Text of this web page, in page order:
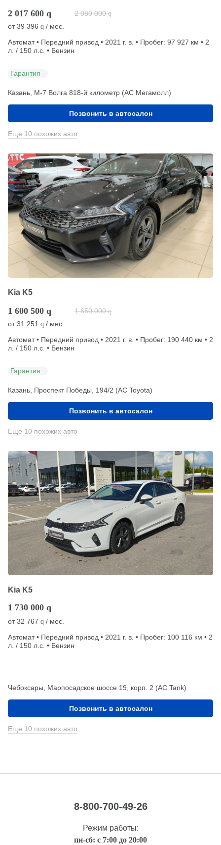
2 017 600 q 2 080 000 q
от39 396 q / мес.
Автомат • Передний привод • 2021 г. в. • Пробег: 97 927 км • 2
л. / 150 л.с. • Бензин
Гарантия
Казань, М-7 Волга 818-й километр (АС Мегамолл)
Позвонить в автосалон
Еще 10 похожих авто
Kia K5
1 600 500 q 1 650 000 q
от31 251 q / мес.
Автомат • Передний привод • 2021 г. в. • Пробег: 190 440 км • 2
л. / 150 л.с. • Бензин
Гарантия
Казань, Проспект Победы, 194/2 (АС Toyota)
Позвонить в автосалон
Еще 10 похожих авто
Kia K5
1 730 000 q
от32 767 q / мес.
Автомат • Передний привод • 2021 г. в. • Пробег: 100 116 км • 2
л. / 150 л.с. • Бензин
Чебоксары, Марпосадское шоссе 19, корп. 2 (АС Tank)
Позвонить в автосалон
Еще 10 похожих авто
8-800-700-49-26
Режим работы:
пн-сб: с 7:00 до 20:00